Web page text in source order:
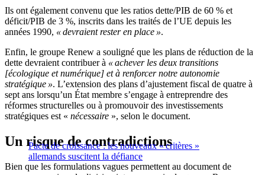
Ils ont également convenu que les ratios dette/PIB de 60 % et
déficit/PIB de 3 %, inscrits dans les traités de l’UE depuis les
années 1990, « devraient rester en place ».
Enfin, le groupe Renew a souligné que les plans de réduction de la
dette devraient contribuer à « achever les deux transitions
[écologique et numérique] et à renforcer notre autonomie
stratégique ». L’extension des plans d’ajustement fiscal de quatre à
sept ans lorsqu’un État membre s’engage à entreprendre des
réformes structurelles ou à promouvoir des investissements
stratégiques est « nécessaire », selon le document.
Pacte de croissance : les nouveaux « critères »
allemands suscitent la défiance
Un risque de contradictions
Bien que les formulations vagues permettent au document de